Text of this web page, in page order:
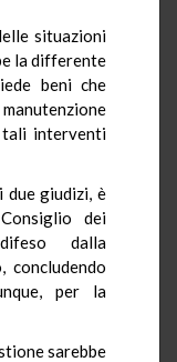
situazioni
la differente
beni che
interventi
due giudizi, è
dei
dalla
concludendo
per la
sarebbe